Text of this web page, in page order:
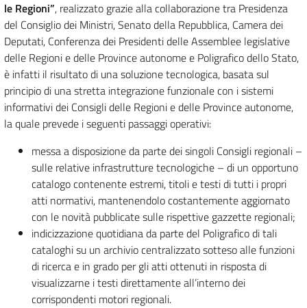
le Regioni”, realizzato grazie alla collaborazione tra Presidenza
del Consiglio dei Ministri, Senato della Repubblica, Camera dei
Deputati, Conferenza dei Presidenti delle Assemblee legislative
delle Regioni e delle Province autonome e Poligrafico dello Stato,
è infatti il risultato di una soluzione tecnologica, basata sul
principio di una stretta integrazione funzionale con i sistemi
informativi dei Consigli delle Regioni e delle Province autonome,
la quale prevede i seguenti passaggi operativi:
messa a disposizione da parte dei singoli Consigli regionali –
sulle relative infrastrutture tecnologiche – di un opportuno
catalogo contenente estremi, titoli e testi di tutti i propri
atti normativi, mantenendolo costantemente aggiornato
con le novità pubblicate sulle rispettive gazzette regionali;
indicizzazione quotidiana da parte del Poligrafico di tali
cataloghi su un archivio centralizzato sotteso alle funzioni
di ricerca e in grado per gli atti ottenuti in risposta di
visualizzarne i testi direttamente all’interno dei
corrispondenti motori regionali.